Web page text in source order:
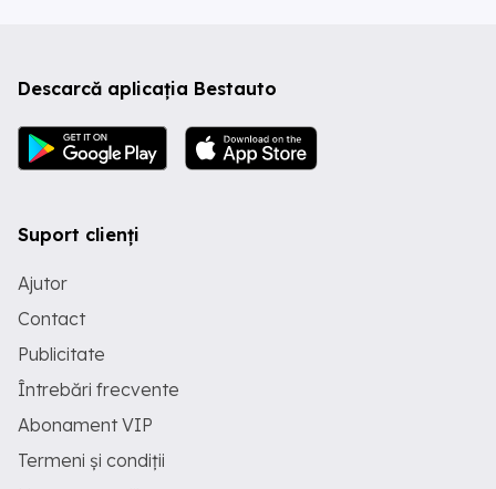
Descarcă aplicația Bestauto
Suport clienți
Ajutor
Contact
Publicitate
Întrebări frecvente
Abonament VIP
Termeni și condiții